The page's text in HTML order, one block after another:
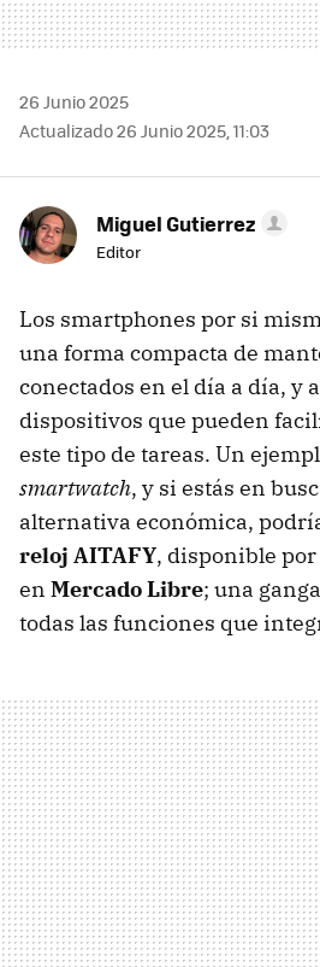
26 Junio 2025
Actualizado 26 Junio 2025, 11:03
Miguel Gutierrez
Editor
Los smartphones por si
una forma compacta de
conectados en el día a día, y
dispositivos que pueden
este tipo de tareas. Un
smartwatch, y si estás en
alternativa económica,
reloj AITAFY, disponible por
en Mercado Libre; una
todas las funciones que